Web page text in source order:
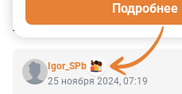
КОММЕНТАРИИ 10
Igor_SPb
25 ноября 2024, 07:19